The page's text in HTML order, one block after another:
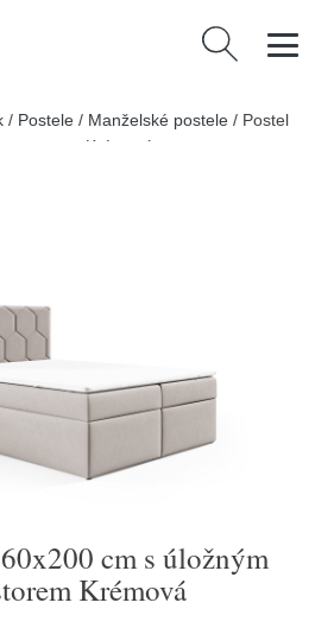
Vyhledávání
/ Postele / Manželské postele / Postel
Krémová
cm s úložným
Krémová